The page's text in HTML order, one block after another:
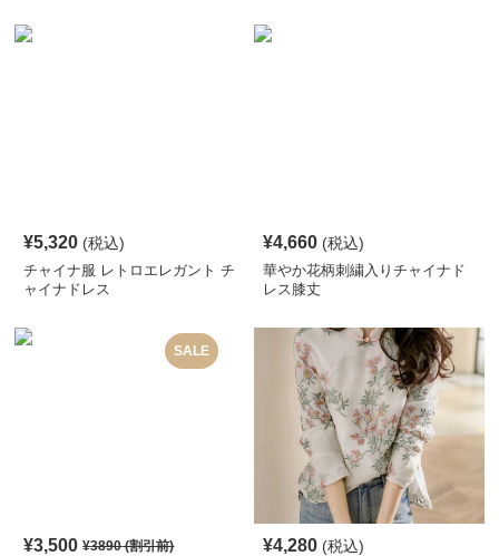
¥5,320 (税込)
チャイナ服 レトロエレガント チ
ャイナドレス
¥4,660 (税込)
華やか花柄刺繍入りチャイナド
レス膝丈
SALE
¥3,500 ¥3890(割引前) ¥4,280 (税込)